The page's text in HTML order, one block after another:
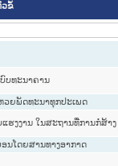
ຂໍ້
ບທະນາຄານ
ວຍພັດທະນາທຸກປະເພດ
ຮງງານ ໃນສະຖານທີ່ການກໍ່ສ້າງ
ນໂດຍສານທາງອາກາດ